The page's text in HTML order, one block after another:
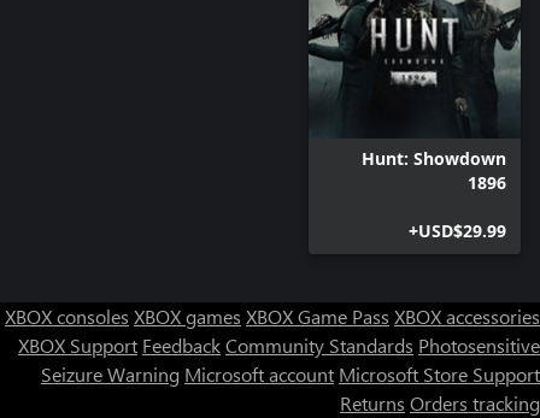
Hunt: Showdown
1896
USD$29.99+
XBOX consoles XBOX games XBOX Game Pass XBOX accessories
XBOX Support FeedbackCommunity Standards Photosensitive
Seizure Warning Microsoft account Microsoft Store Support
Returns Orders tracking